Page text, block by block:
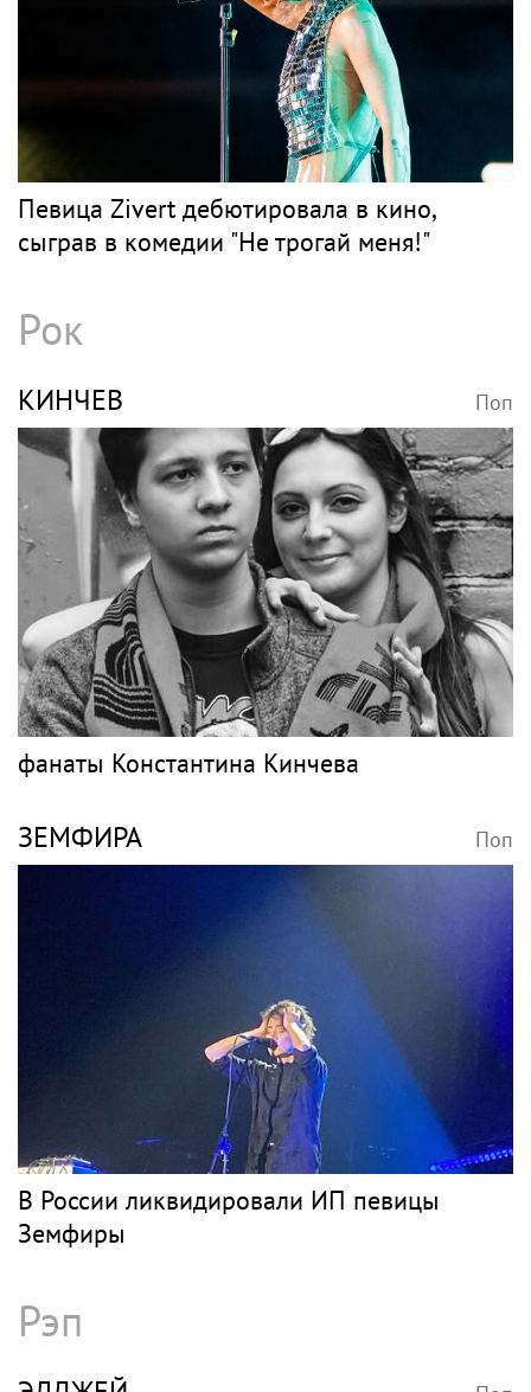
Певица Zivert дебютировала в кино,
сыграв в комедии "Не трогай меня!"
Рок
КИНЧЕВ Поп
фанаты Константина Кинчева
ЗЕМФИРА Поп
В России ликвидировали ИП певицы
Земфиры
Рэп